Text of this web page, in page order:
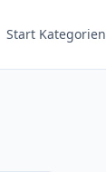
Start Kategorien